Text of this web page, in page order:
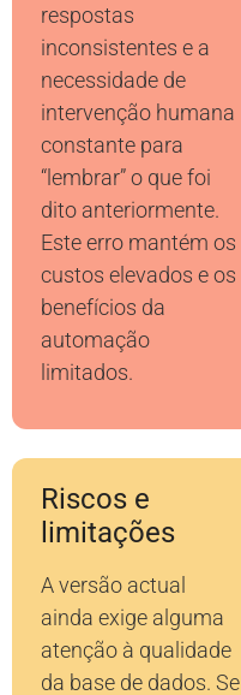
respostas
inconsistentes e a
necessidade de
intervenção humana
constante para
“lembrar” o que foi
dito anteriormente.
Este erro mantém os
custos elevados e os
benefícios da
automação
limitados.
Riscos e
limitações
A versão actual
ainda exige alguma
atenção à qualidade
da base de dados. Se